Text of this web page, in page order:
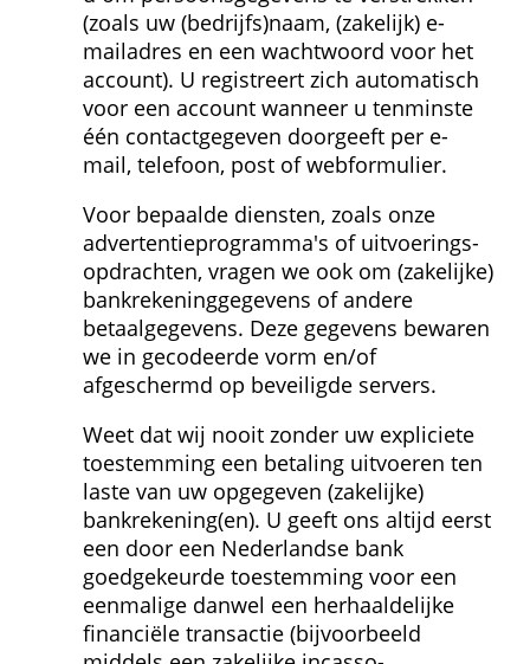
(zoals uw (bedrijfs)naam, (zakelijk) e-
mailadres en een wachtwoord voor het
account). U registreert zich automatisch
voor een account wanneer u tenminste
één contactgegeven doorgeeft per e-
mail, telefoon, post of webformulier.
Voor bepaalde diensten, zoals onze
advertentieprogramma's of uitvoerings­
opdrachten, vragen we ook om (zakelijke)
bank­rekeninggegevens of andere
betaalgegevens. Deze gegevens bewaren
we in gecodeerde vorm en/of
afgeschermd op beveiligde servers.
Weet dat wij nooit zonder uw expliciete
toestemming een betaling uitvoeren ten
laste van uw opgegeven (zakelijke)
bankrekening(en). U geeft ons altijd eerst
een door een Nederlandse bank
goedgekeurde toestemming voor een
eenmalige danwel een herhaaldelijke
financiële transactie (bijvoorbeeld